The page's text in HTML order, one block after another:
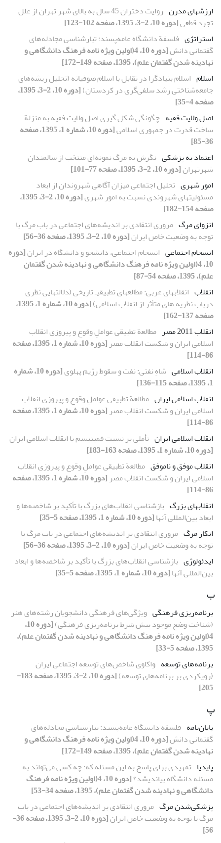
ارزش­های مدرن
روایت دختران 45 سال به بالای شهر تهران از علل
تجرد قطعی[دوره 10، 2-3، 1395، صفحه 102-123]
استراتژی فلسفة دانشگاه عامه‌پسند: تبارشناسی مجادله‌های
گفتمانی دانش
[دوره 10، 4(اولین ویژه نامه فرهنگ دانشگاهی و
نهادینه شدن گفتمان علم)، 1395، صفحه 149-172]
اسلام اسلام بنیادگرا در تقابل با اسلام صوفیانه (تحلیل ریشه‌های
جامعه‌شناختی رشد سلفی‌گری در کردستان)
[دوره 10، 2-3، 1395،
صفحه 4-35]
اصل ولایت فقیه چگونگی شکل گیری اصل ولایت فقیه به منزلة
ساخت قدرت در جمهوری اسلامی
[دوره 10، شماره 1، 1395، صفحه
36-85]
اعتماد به پزشکی نگرش به مرگ نمونه‌ای منتخب از سالمندان
شهرتهران[دوره 10، 2-3، 1395، صفحه 77-101]
امور شهری تحلیل اجتماعی میزان آگاهی شهروندان از ابعاد
مسئولیتهای شهروندی نسبت به امور شهری
[دوره 10، 2-3، 1395،
صفحه 154-182]
انزوای مرگ مروری انتقادی بر اندیشه‌های اجتماعی در باب مرگ با
توجه به وضعیت خاص ایران[دوره 10، 2-3، 1395، صفحه 36-56]
انسجام اجتماعی انسجام اجتماعی، دانشجو و دانشگاه در ایران[دوره
10، 4(اولین ویژه نامه فرهنگ دانشگاهی و نهادینه شدن گفتمان
علم)، 1395، صفحه 54-87]
انقلاب انقلابهای عربی: مطالعهای تطبیقیـ تاریخی (دلالتهایی نظری
درباب نظریه های متأثر از انقلاب اسلامی)
[دوره 10، شماره 1، 1395،
صفحه 137-162]
انقلاب 2011 مصر
مطالعة تطبیقی عواملِ وقوع و پیروزی انقلاب
اسلامی ایران و شکست انقلاب مصر
[دوره 10، شماره 1، 1395، صفحه
86-114]
انقلاب اسلامی شاهِ نفتی: نفت و سقوط رژیم پهلوی
[دوره 10، شماره
1، 1395، صفحه 115-136]
انقلاب اسلامی ایران مطالعة تطبیقی عواملِ وقوع و پیروزی انقلاب
اسلامی ایران و شکست انقلاب مصر
[دوره 10، شماره 1، 1395، صفحه
86-114]
انقلاب اسلامی ایران تأملی بر نسبت فمینیسم با انقلاب اسلامی ایران
[دوره 10، شماره 1، 1395، صفحه 163-183]
انقلاب موفق و ناموفق مطالعة تطبیقی عواملِ وقوع و پیروزی انقلاب
اسلامی ایران و شکست انقلاب مصر
[دوره 10، شماره 1، 1395، صفحه
86-114]
انقلاب­های بزرگ بازشناسی انقلاب‌های بزرگ با تأکید بر شاخصه‌ها و
ابعاد بین‌المللی آنها[دوره 10، شماره 1، 1395، صفحه 5-35]
انکار مرگ مروری انتقادی بر اندیشه‌های اجتماعی در باب مرگ با
توجه به وضعیت خاص ایران[دوره 10، 2-3، 1395، صفحه 36-56]
ایدئولوژی بازشناسی انقلاب‌های بزرگ با تأکید بر شاخصه‌ها و ابعاد
بین‌المللی آنها[دوره 10، شماره 1، 1395، صفحه 5-35]
ب
برنامه‌ریزی فرهنگی ویژگی‌های فرهنگی دانشجویان رشته‌های هنر
(شناخت وضع موجود پیش شرط برنامه‌ریزی فرهنگی)
[دوره 10،
4(اولین ویژه نامه فرهنگ دانشگاهی و نهادینه شدن گفتمان علم)،
1395، صفحه 5-33]
برنامه‌های توسعه واکاوی شاخص‌های توسعه اجتماعی ایران
(رویکردی بر برنامه‌های توسعه)
[دوره 10، 2-3، 1395، صفحه 183-
205]
پ
پایان‌نامه فلسفة دانشگاه عامه‌پسند: تبارشناسی مجادله‌های
گفتمانی دانش
[دوره 10، 4(اولین ویژه نامه فرهنگ دانشگاهی و
نهادینه شدن گفتمان علم)، 1395، صفحه 149-172]
پایدیا تمهیدی برای پاسخ به این مسئله که: چه کسی می‌تواند به
مسئله دانشگاه بیاندیشد؟
[دوره 10، 4(اولین ویژه نامه فرهنگ
دانشگاهی و نهادینه شدن گفتمان علم)، 1395، صفحه 34-53]
پزشکی‌شدن مرگ مروری انتقادی بر اندیشه‌های اجتماعی در باب
مرگ با توجه به وضعیت خاص ایران
[دوره 10، 2-3، 1395، صفحه 36-
56]